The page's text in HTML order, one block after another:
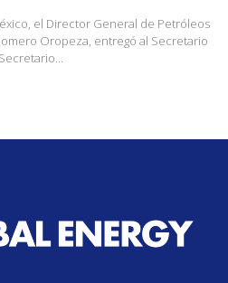
el Director General de Petróleos
Oropeza, entregó al Secretario